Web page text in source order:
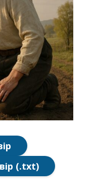
(.txt)